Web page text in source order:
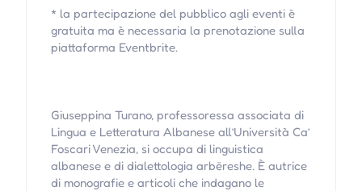
* la partecipazione del pubblico agli eventi è
gratuita ma è necessaria la prenotazione sulla
piattaforma Eventbrite.
Giuseppina Turano, professoressa associata di
Lingua e Letteratura Albanese all’Università Ca’
Foscari Venezia, si occupa di linguistica
albanese e di dialettologia arbëreshe. È autrice
di monografie e articoli che indagano le